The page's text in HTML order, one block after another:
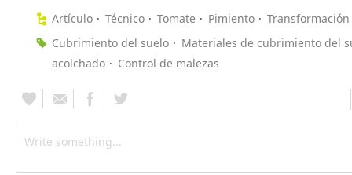
Artículo Técnico Tomate Pimiento
Transformación
Cubrimiento del suelo
Materiales de cubrimiento del
acolchado
Control de malezas